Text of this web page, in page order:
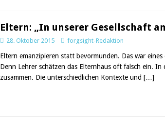
Eltern: „In unserer Gesellschaft
28. Oktober 2015 forgsight-Redaktion
Eltern emanzipieren statt bevormunden. Das war
Denn Lehrer schätzen das Elternhaus oft falsch ein.
zusammen. Die unterschiedlichen Kontexte und […]